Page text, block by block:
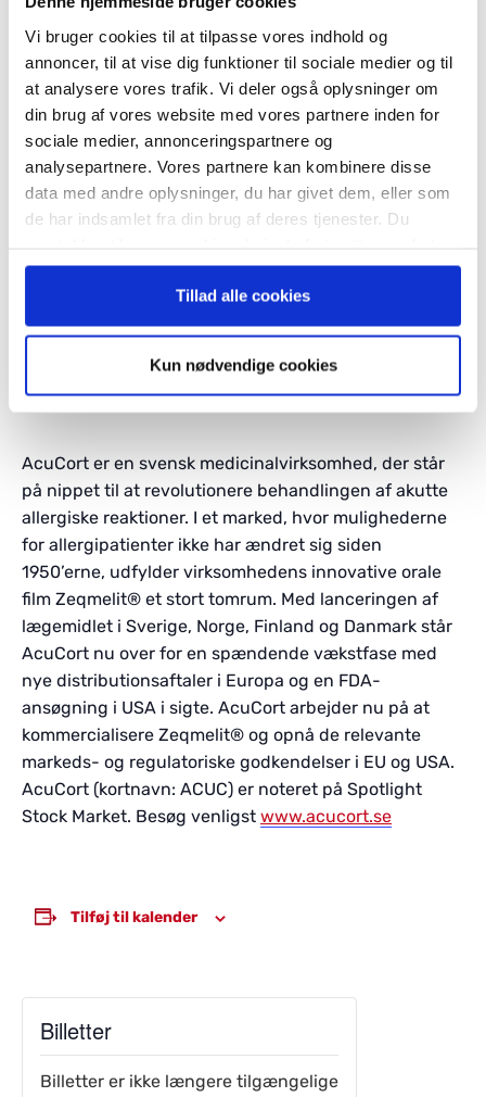
Vi bruger cookies til at tilpasse vores indhold og
annoncer, til at vise dig funktioner til sociale medier og til
at analysere vores trafik. Vi deler også oplysninger om
din brug af vores website med vores partnere inden for
sociale medier, annonceringspartnere og
analysepartnere. Vores partnere kan kombinere disse
data med andre oplysninger, du har givet dem, eller som
de har indsamlet fra din brug af deres tjenester. Du
anvende vores hjemmeside.
Tillad alle cookies
Kun nødvendige cookies
Download slides fra præsentationen her
AcuCort er en svensk medicinalvirksomhed, der står
på nippet til at revolutionere behandlingen af akutte
allergiske reaktioner. I et marked, hvor mulighederne
for allergipatienter ikke har ændret sig siden
1950’erne, udfylder virksomhedens innovative orale
film Zeqmelit® et stort tomrum. Med lanceringen af
lægemidlet i Sverige, Norge, Finland og Danmark står
AcuCort nu over for en spændende vækstfase med
nye distributionsaftaler i Europa og en FDA-
ansøgning i USA i sigte. AcuCort arbejder nu på at
kommercialisere Zeqmelit® og opnå de relevante
markeds- og regulatoriske godkendelser i EU og USA.
AcuCort (kortnavn: ACUC) er noteret på Spotlight
Stock Market. Besøg venligst www.acucort.se
Tilføj til kalender
Billetter
Billetter er ikke længere tilgængelige